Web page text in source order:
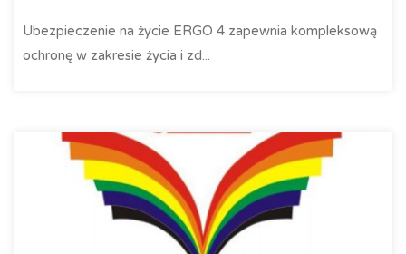
Ubezpieczenie na życie ERGO 4 zapewnia kompleksową
ochronę w zakresie życia i zd...